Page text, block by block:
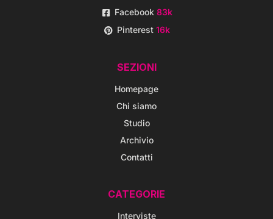
Facebook83k
Pinterest16k
SEZIONI
Homepage
Chi siamo
Studio
Archivio
Contatti
CATEGORIE
Interviste